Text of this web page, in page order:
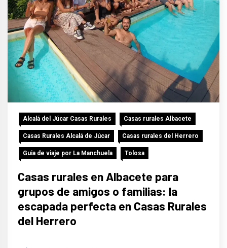
Alcalá del Júcar Casas Rurales Casas rurales Albacete
Casas Rurales Alcalá de Júcar Casas rurales del Herrero
Guia de viaje por La Manchuela Tolosa
Casas rurales en Albacete para
grupos de amigos o familias: la
escapada perfecta en Casas Rurales
del Herrero